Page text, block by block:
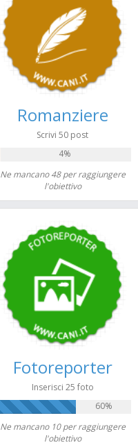
Romanziere
Scrivi 50 post
4%
Ne mancano 48 per raggiungere
l'obiettivo
Fotoreporter
Inserisci 25 foto
60%
Ne mancano 10 per raggiungere
l'obiettivo